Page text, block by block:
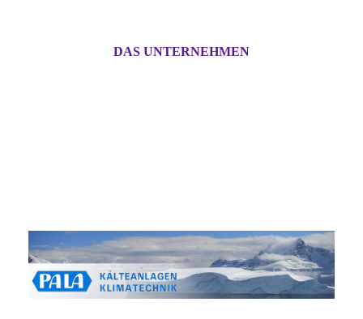
DAS UNTERNEHMEN